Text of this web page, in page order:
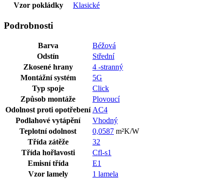
Vzor pokládky
Klasické
Podrobnosti
Barva
Béžová
Odstín
Střední
Zkosené hrany
4 -stranný
Montážní systém
5G
Typ spoje
Click
Způsob montáže
Plovoucí
Odolnost proti opotřebení AC4
Podlahové vytápění
Vhodný
Teplotní odolnost
0,0587 m²K/W
Třída zátěže
32
Třída hořlavosti
Cfl-s1
Emisní třída
E1
Vzor lamely
1 lamela